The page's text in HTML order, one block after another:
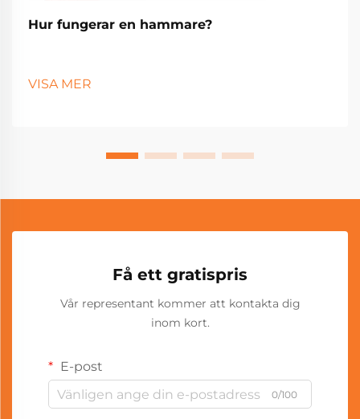
Hur fungerar en hammare?
VISA MER
Få ett gratispris
Vår representant kommer att kontakta dig
inom kort.
E-post
0/100